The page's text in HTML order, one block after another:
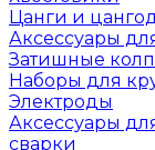
Цанги и
Аксессуары
Затишные
Наборы для
Электроды
Аксессуары
сварки